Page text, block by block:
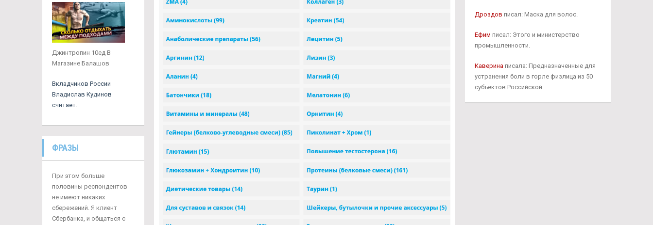
Джинтропин 10ед В
Магазине Балашов
Вкладчиков России
Владислав Кудинов
считает.
ФРАЗЫ
При этом больше
половины респондентов
не имеют никаких
сбережений. Я клиент
Сбербанка, и общаться с
Дроздов писал: Маска для волос.
Ефим писал: Этого и министерство
промышленности.
Каверинаписала: Предназначенные для
устранения боли в горле физлица из 50
субъектов Российской.